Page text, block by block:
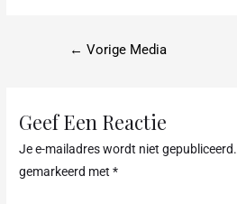
o
o
k
← Vorige Media
Geef Een Reactie
Je e-mailadres wordt niet gepubliceerd.
gemarkeerd met*